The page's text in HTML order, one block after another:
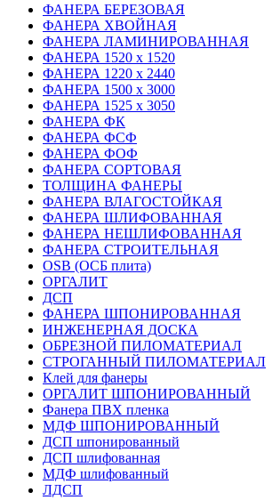
ФАНЕРА БЕРЕЗОВАЯ
ФАНЕРА ХВОЙНАЯ
ФАНЕРА ЛАМИНИРОВАННАЯ
ФАНЕРА 1520 х 1520
ФАНЕРА 1220 х 2440
ФАНЕРА 1500 х 3000
ФАНЕРА 1525 х 3050
ФАНЕРА ФК
ФАНЕРА ФСФ
ФАНЕРА ФОФ
ФАНЕРА СОРТОВАЯ
ТОЛЩИНА ФАНЕРЫ
ФАНЕРА ВЛАГОСТОЙКАЯ
ФАНЕРА ШЛИФОВАННАЯ
ФАНЕРА НЕШЛИФОВАННАЯ
ФАНЕРА СТРОИТЕЛЬНАЯ
OSB (ОСБ плита)
ОРГАЛИТ
ДСП
ФАНЕРА ШПОНИРОВАННАЯ
ИНЖЕНЕРНАЯ ДОСКА
ОБРЕЗНОЙ ПИЛОМАТЕРИАЛ
СТРОГАННЫЙ ПИЛОМАТЕРИАЛ
Клей для фанеры
ОРГАЛИТ ШПОНИРОВАННЫЙ
Фанера ПВХ пленка
МДФ ШПОНИРОВАННЫЙ
ДСП шпонированный
ДСП шлифованная
МДФ шлифованный
ЛДСП